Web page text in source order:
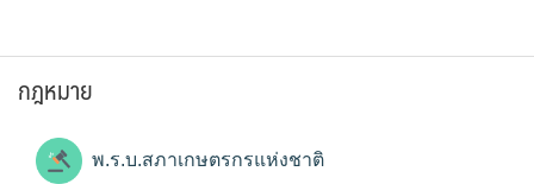
กฎหมาย
พ.ร.บ.สภาเกษตรกรแห่งชาติ